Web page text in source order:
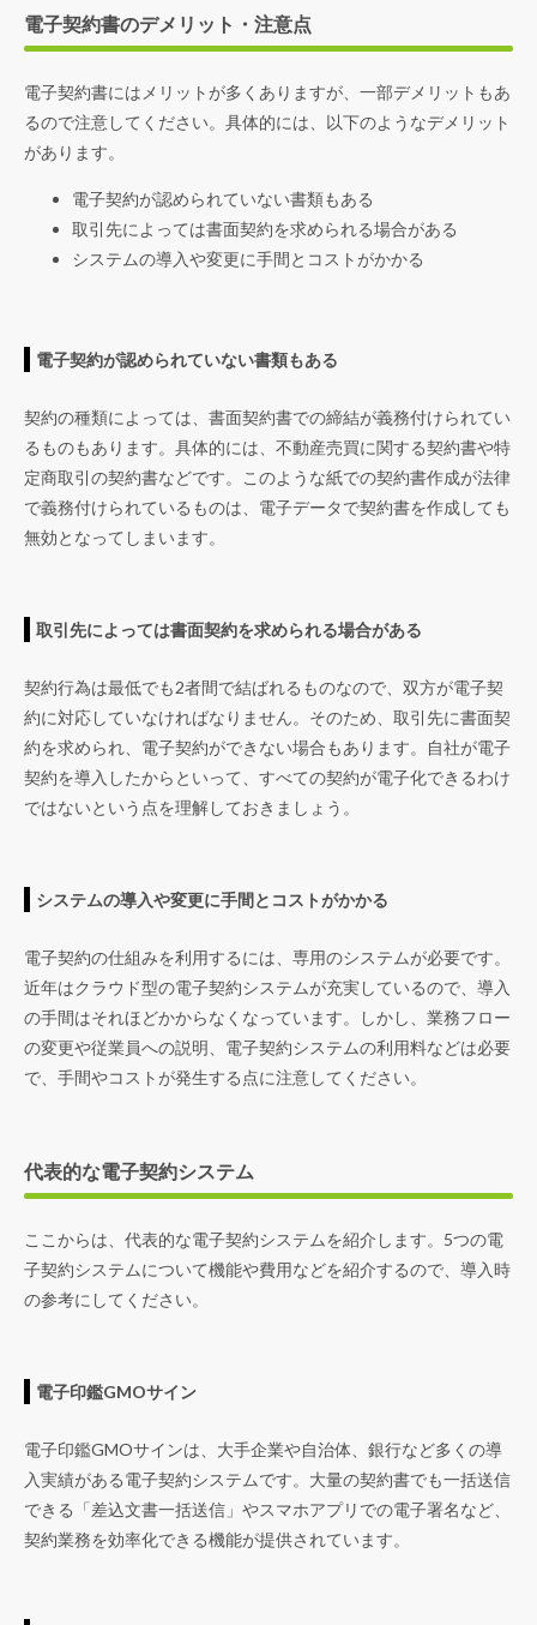
電子契約書のデメリット・注意点
電子契約書にはメリットが多くありますが、一部デメリットもあ
るので注意してください。具体的には、以下のようなデメリット
があります。
電子契約が認められていない書類もある
取引先によっては書面契約を求められる場合がある
システムの導入や変更に手間とコストがかかる
電子契約が認められていない書類もある
契約の種類によっては、書面契約書での締結が義務付けられてい
るものもあります。具体的には、不動産売買に関する契約書や特
定商取引の契約書などです。このような紙での契約書作成が法律
で義務付けられているものは、電子データで契約書を作成しても
無効となってしまいます。
取引先によっては書面契約を求められる場合がある
契約行為は最低でも2者間で結ばれるものなので、双方が電子契
約に対応していなければなりません。そのため、取引先に書面契
約を求められ、電子契約ができない場合もあります。自社が電子
契約を導入したからといって、すべての契約が電子化できるわけ
ではないという点を理解しておきましょう。
システムの導入や変更に手間とコストがかかる
電子契約の仕組みを利用するには、専用のシステムが必要です。
近年はクラウド型の電子契約システムが充実しているので、導入
の手間はそれほどかからなくなっています。しかし、業務フロー
の変更や従業員への説明、電子契約システムの利用料などは必要
で、手間やコストが発生する点に注意してください。
代表的な電子契約システム
ここからは、代表的な電子契約システムを紹介します。5つの電
子契約システムについて機能や費用などを紹介するので、導入時
の参考にしてください。
電子印鑑GMOサイン
電子印鑑GMOサインは、大手企業や自治体、銀行など多くの導
入実績がある電子契約システムです。大量の契約書でも一括送信
できる「差込文書一括送信」やスマホアプリでの電子署名など、
契約業務を効率化できる機能が提供されています。